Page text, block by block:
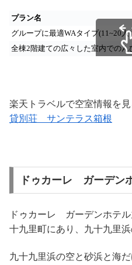
プラン名
グループに最適WAタイプ(11~20人
全棟2階建ての広々した室内でのん
楽天トラベルで空室情報を見
貸別荘 サンテラス箱根
ドゥカーレ ガーデン
ドゥカーレ ガーデンホテ
十九里町にあり、九十九里
九十九里浜の空と砂浜と海